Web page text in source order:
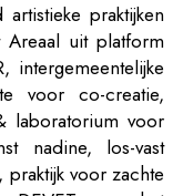
praktijken
uit platform
intergemeentelijke
voor co-creatie,
laboratorium voor
nadine, los-vast
voor zachte